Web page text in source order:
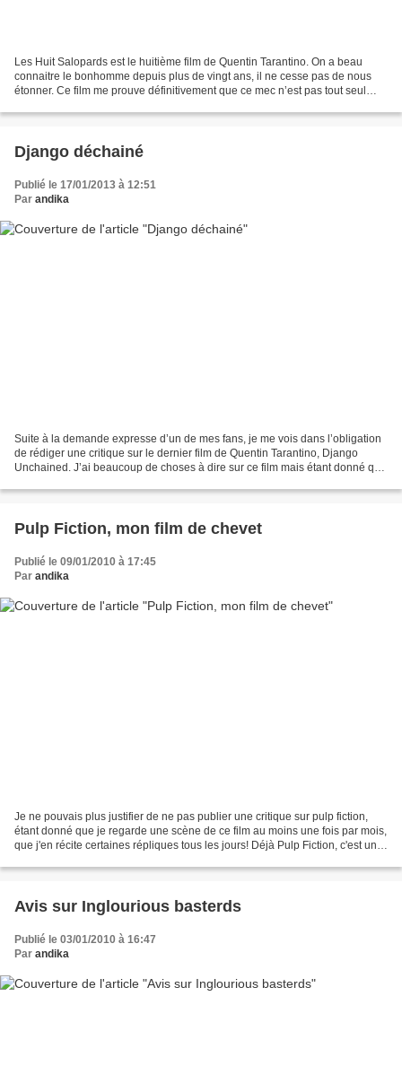
Les Huit Salopards est le huitième film de Quentin Tarantino. On a beau
connaitre le bonhomme depuis plus de vingt ans, il ne cesse pas de nous
étonner. Ce film me prouve définitivement que ce mec n’est pas tout seul
Django déchainé
Publié le 17/01/2013 à 12:51
Par andika
Suite à la demande expresse d’un de mes fans, je me vois dans l’obligation
de rédiger une critique sur le dernier film de Quentin Tarantino, Django
Unchained. J’ai beaucoup de choses à dire sur ce film mais étant donné que
Pulp Fiction, mon film de chevet
Publié le 09/01/2010 à 17:45
Par andika
Je ne pouvais plus justifier de ne pas publier une critique sur pulp fiction,
étant donné que je regarde une scène de ce film au moins une fois par mois,
que j'en récite certaines répliques tous les jours! Déjà Pulp Fiction, c'est un
Avis sur Inglourious basterds
Publié le 03/01/2010 à 16:47
Par andika